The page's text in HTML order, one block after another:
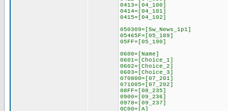
0413=[04_100]
0414=[04_101]
0415=[04_102]
050309=[Sw_News_1p1]
05465F=[05_189]
05FF=[05_190]
0600=[Name]
0601=[Choice_1]
0602=[Choice_2]
0603=[Choice_3]
070800=[07_201]
071005=[07_202]
08FF=[08_235]
0900=[09_236]
0978=[09_237]
0C00=[A]